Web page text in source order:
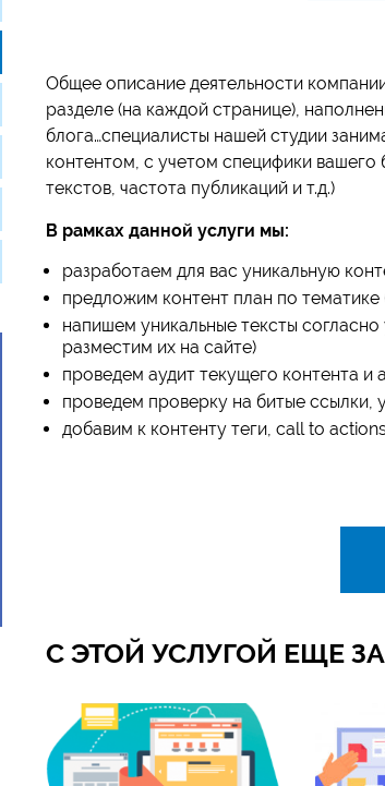
Общее описание деятельности
разделе (на каждой странице),
блога…специалисты нашей студии
контентом, с учетом специфики вашего
текстов, частота публикаций и т.д.)
В рамках данной услуги мы:
разработаем для вас уникальную
предложим контент план по
напишем уникальные тексты
разместим их на сайте)
проведем аудит текущего контента и
проведем проверку на битые ссылки,
добавим к контенту теги, call to
С ЭТОЙ УСЛУГОЙ ЕЩЕ